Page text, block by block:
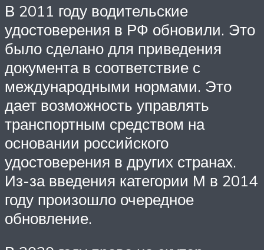
В 2011 году водительские
удостоверения в РФ обновили. Это
было сделано для приведения
документа в соответствие с
международными нормами. Это
дает возможность управлять
транспортным средством на
основании российского
удостоверения в других странах.
Из-за введения категории М в 2014
году произошло очередное
обновление.